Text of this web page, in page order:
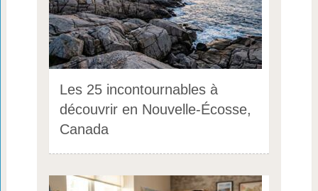
Les 25 incontournables à
découvrir en Nouvelle-Écosse,
Canada